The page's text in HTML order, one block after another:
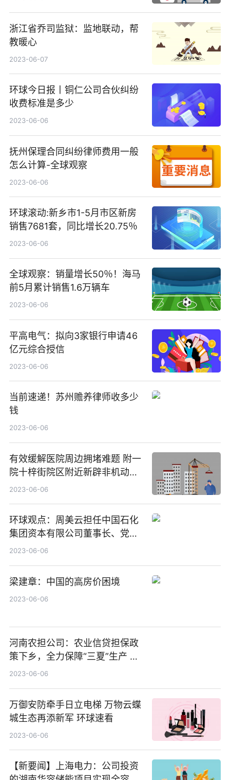
浙江省乔司监狱：监地联动，帮
教暖心
2023-06-07
环球今日报丨铜仁公司合伙纠纷
收费标准是多少
2023-06-06
抚州保理合同纠纷律师费用一般
怎么计算-全球观察
2023-06-06
环球滚动:新乡市1-5月市区新房
销售7681套，同比增长20.75％
2023-06-06
全球观察：销量增长50％！海马
前5月累计销售1.6万辆车
2023-06-06
平高电气：拟向3家银行申请46
亿元综合授信
2023-06-06
当前速递！苏州赡养律师收多少
钱
2023-06-06
有效缓解医院周边拥堵难题 附一
院十梓街院区附近新辟非机动车
专属停车位
2023-06-06
环球观点：周美云担任中国石化
集团资本有限公司董事长、党委
书记
2023-06-06
梁建章：中国的高房价困境
2023-06-06
河南农担公司：农业信贷担保政
策下乡，全力保障“三夏”生产 环
球热资讯
2023-06-06
万御安防牵手日立电梯 万物云蝶
城生态再添新军 环球速看
2023-06-06
【新要闻】上海电力：公司投资